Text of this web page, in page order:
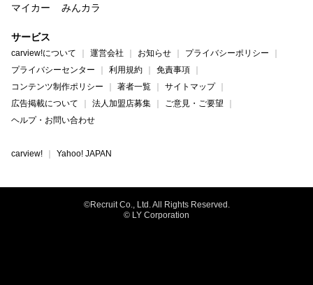
マイカー
みんカラ
サービス
carview!について 運営会社 お知らせ
プライバシーポリシー
プライバシーセンター
利用規約
免責事項
コンテンツ制作ポリシー
著者一覧
サイトマップ
広告掲載について
法人加盟店募集
ご意見・ご要望
ヘルプ・お問い合わせ
carview! Yahoo! JAPAN
©Recruit Co., Ltd. All Rights Reserved.
© LY Corporation